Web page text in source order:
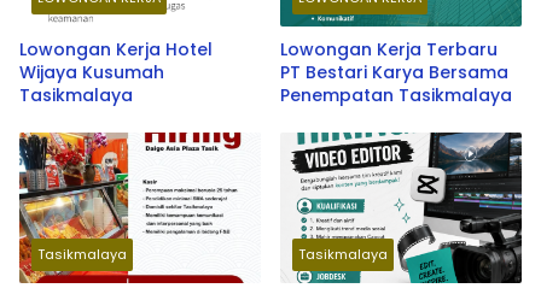
Lowongan Kerja Hotel
Wijaya Kusumah
Tasikmalaya
Lowongan Kerja Terbaru
PT Bestari Karya Bersama
Penempatan Tasikmalaya
Tasikmalaya Tasikmalaya